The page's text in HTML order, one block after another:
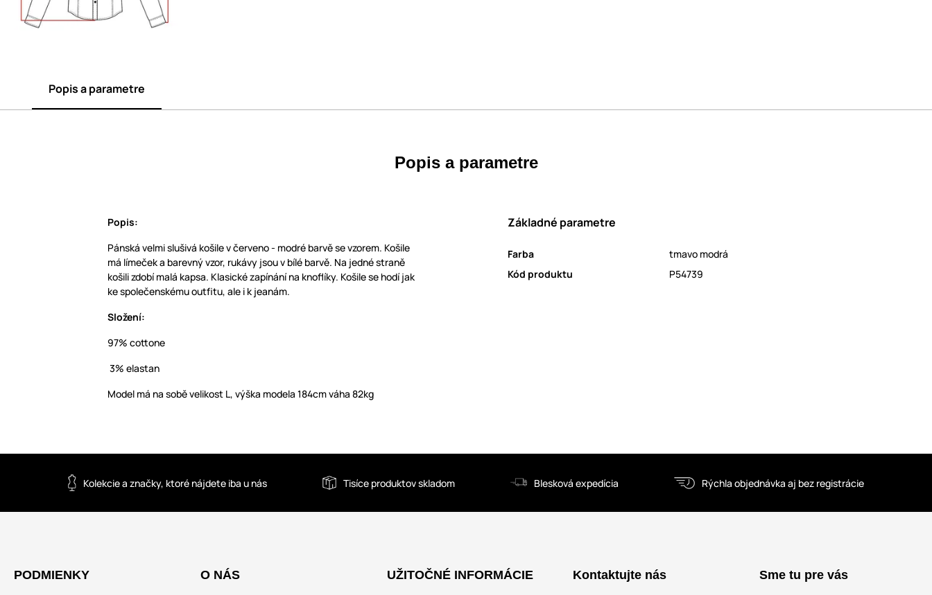
Popis a parametre
Popis a parametre
Popis:
Pánská velmi slušivá košile v červeno - modré barvě se vzorem. Košile
má límeček a barevný vzor, rukávy jsou v bílé barvě. Na jedné straně
košili zdobí malá kapsa. Klasické zapínání na knoflíky. Košile se hodí jak
ke společenskému outfitu, ale i k jeanám.
Složení:
97% cottone
3% elastan
Model má na sobě velikost L, výška modela 184cm váha 82kg
Základné parametre
Farba
tmavo modrá
Kód produktu
P54739
Kolekcie a značky, ktoré nájdete iba u nás Tisíce produktov skladom Blesková expedícia Rýchla objednávka aj bez registrácie
PODMIENKY O NÁS UŽITOČNÉ INFORMÁCIE Kontaktujte nás Sme tu pre vás